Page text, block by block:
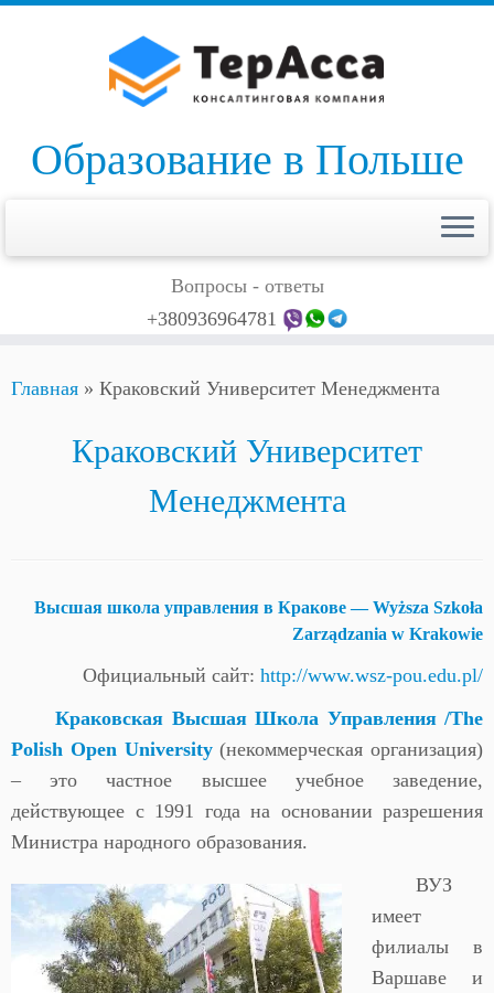
Образование в Польше
Вопросы - ответы
+380936964781
Главная » Краковский Университет Менеджмента
Краковский Университет
Менеджмента
Высшая школа управления в Кракове — Wyższa Szkoła
Zarządzania w Krakowie
Официальный сайт: http://www.wsz-pou.edu.pl/
Краковская Высшая Школа Управления /The
Polish Open University(некоммерческая организация)
– это частное высшее учебное заведение,
действующее с 1991 года на основании разрешения
Министра народного образования.
ВУЗ
имеет
филиалы в
Варшаве и